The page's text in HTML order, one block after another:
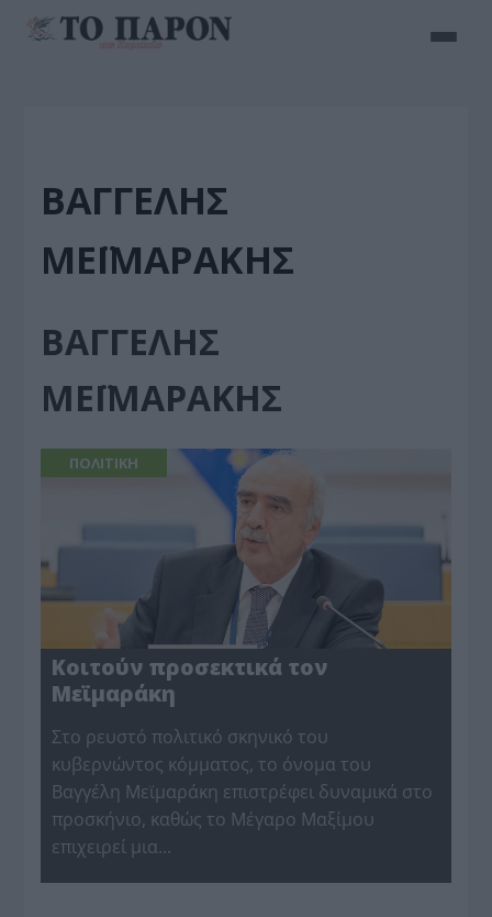
ΒΑΓΓΕΛΗΣ
ΜΕΪΜΑΡΑΚΗΣ
ΒΑΓΓΕΛΗΣ
ΜΕΪΜΑΡΑΚΗΣ
ΠΟΛΙΤΙΚΗ
Κοιτούν προσεκτικά τον
Μεϊμαράκη
Στο ρευστό πολιτικό σκηνικό του
κυβερνώντος κόμματος, το όνομα του
Βαγγέλη Μεϊμαράκη επιστρέφει δυναμικά στο
προσκήνιο, καθώς το Μέγαρο Μαξίμου
επιχειρεί μια...